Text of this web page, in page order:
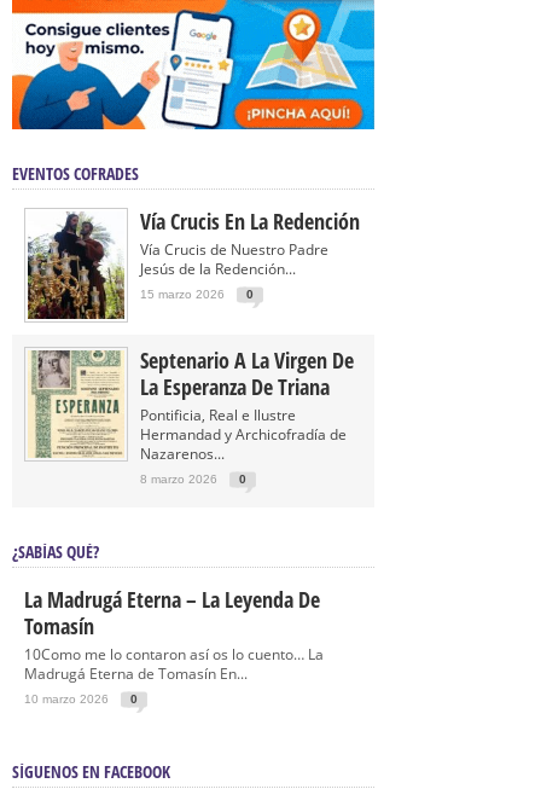
EVENTOS COFRADES
Vía Crucis En La Redención
Vía Crucis de Nuestro Padre
Jesús de la Redención...
15 marzo 2026 0
Septenario A La Virgen De
La Esperanza De Triana
Pontificia, Real e Ilustre
Hermandad y Archicofradía de
Nazarenos...
8 marzo 2026 0
¿SABÍAS QUÉ?
La Madrugá Eterna – La Leyenda De
Tomasín
10Como me lo contaron así os lo cuento… La
Madrugá Eterna de Tomasín En...
10 marzo 2026 0
SÍGUENOS EN FACEBOOK